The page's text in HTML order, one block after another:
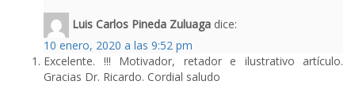
Luis Carlos Pineda Zuluaga dice:
10 enero, 2020 a las 9:52 pm
Excelente. !!! Motivador, retador e ilustrativo artículo.
Gracias Dr. Ricardo. Cordial saludo